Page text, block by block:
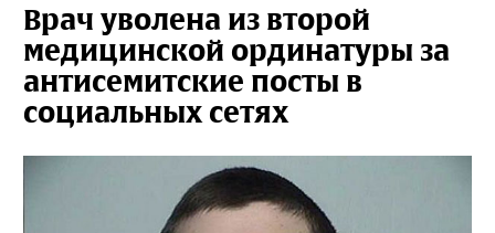
Врач уволена из второй
медицинской ординатуры за
антисемитские посты в
социальных сетях